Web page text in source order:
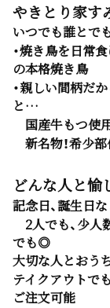
やきとり家す
いつでも誰とで
・焼き鳥を日常
の本格焼き鳥
・親しい間柄だ
と…
国産牛もつ使
新名物！希少
どんな人と愉
記念日、誕生日
2人でも、少人
でも◎
大切な人とおう
テイクアウトで
ご注文可能